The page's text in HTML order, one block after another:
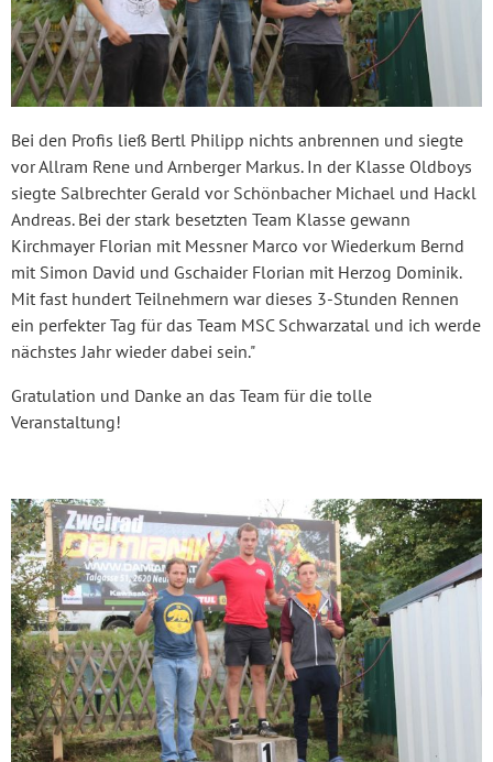
Bei den Profis ließ Bertl Philipp nichts anbrennen und siegte
vor Allram Rene und Arnberger Markus. In der Klasse Oldboys
siegte Salbrechter Gerald vor Schönbacher Michael und Hackl
Andreas. Bei der stark besetzten Team Klasse gewann
Kirchmayer Florian mit Messner Marco vor Wiederkum Bernd
mit Simon David und Gschaider Florian mit Herzog Dominik.
Mit fast hundert Teilnehmern war dieses 3-Stunden Rennen
ein perfekter Tag für das Team MSC Schwarzatal und ich werde
nächstes Jahr wieder dabei sein."
Gratulation und Danke an das Team für die tolle
Veranstaltung!